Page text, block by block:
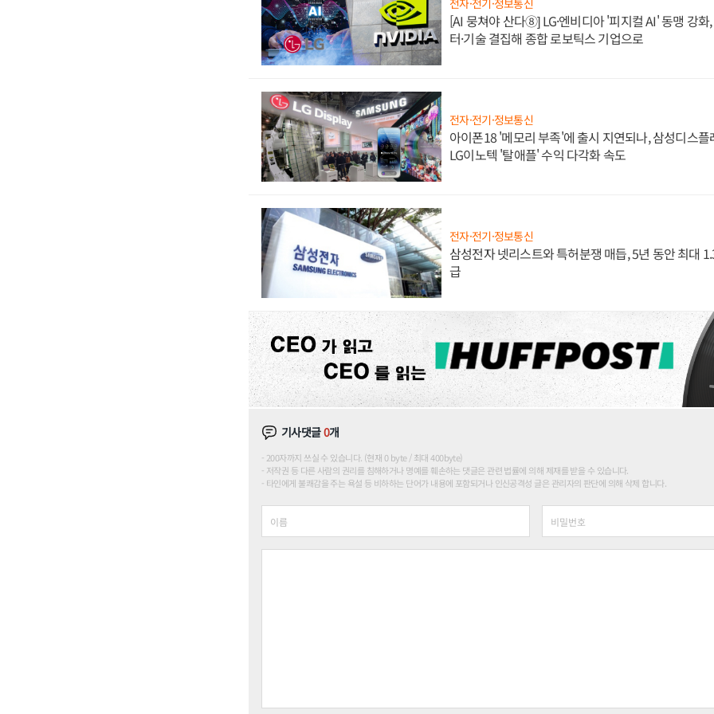
[AI 뭉쳐야 산다⑧] LG·엔비디아 '피지컬 AI' 동맹 강화
터·기술 결집해 종합 로보틱스 기업으로
전자·전기·정보통신
아이폰18 '메모리 부족'에 출시 지연되나, 삼성디스
LG이노텍 '탈애플' 수익 다각화 속도
전자·전기·정보통신
삼성전자 넷리스트와 특허분쟁 매듭, 5년 동안 최대
급
기사댓글0개
200자까지 쓰실 수 있습니다. (현재 0 byte / 최대 400byte)
저작권 등 다른 사람의 권리를 침해하거나 명예를 훼손하는 댓글은 관련 법률에 의해 제재를 받을 수 있습니다.
타인에게 불쾌감을 주는 욕설 등 비하하는 단어가 내용에 포함되거나 인신공격성 글은 관리자의 판단에 의해 삭제 합니다.